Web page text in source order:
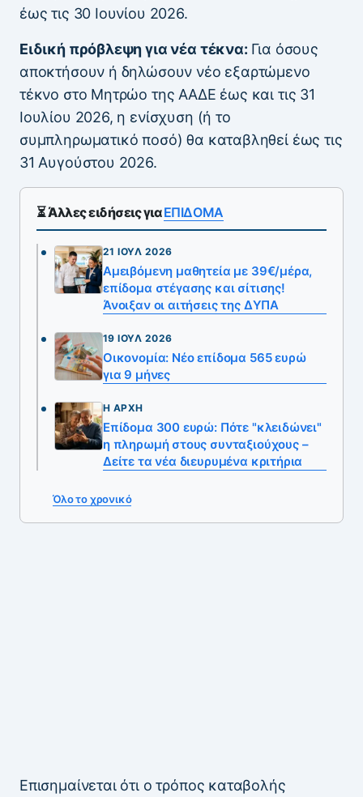
έως τις 30 Ιουνίου 2026.
Ειδική πρόβλεψη για νέα τέκνα: Για όσους
αποκτήσουν ή δηλώσουν νέο εξαρτώμενο
τέκνο στο Μητρώο της ΑΑΔΕ έως και τις 31
Ιουλίου 2026, η ενίσχυση (ή το
συμπληρωματικό ποσό) θα καταβληθεί έως τις
31 Αυγούστου 2026.
⏳ Άλλες ειδήσεις γιαΕΠΙΔΟΜΑ
21 ΙΟΎΛ 2026
Αμειβόμενη μαθητεία με 39€/μέρα,
επίδομα στέγασης και σίτισης!
Άνοιξαν οι αιτήσεις της ΔΥΠΑ
19 ΙΟΎΛ 2026
Οικονομία: Νέο επίδομα 565 ευρώ
για 9 μήνες
Η ΑΡΧΉ
Επίδομα 300 ευρώ: Πότε "κλειδώνει"
η πληρωμή στους συνταξιούχους –
Δείτε τα νέα διευρυμένα κριτήρια
Όλο το χρονικό
Επισημαίνεται ότι ο τρόπος καταβολής